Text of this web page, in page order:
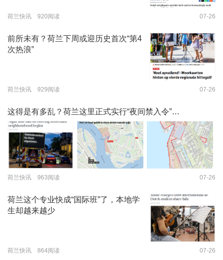
荷兰快讯 920阅读 07-26
前所未有？荷兰下周或迎历史首次“第4
次热浪”
荷兰快讯 929阅读 07-26
这得是有多乱？荷兰这里正式实行“夜间禁入令”…
荷兰快讯 963阅读 07-26
荷兰这个专业快成“国际班”了，本地学
生却越来越少
荷兰快讯 864阅读 07-26